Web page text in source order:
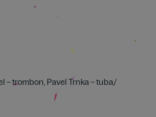
– trombon, Pavel Trnka – tuba/